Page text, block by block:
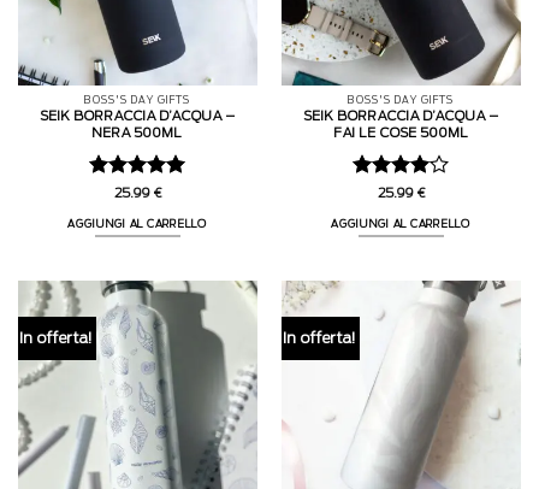
BOSS'S DAY GIFTS
SEIK BORRACCIA D’ACQUA –
NERA 500ML
Valutato5
25.99 €
AGGIUNGI AL CARRELLO
BOSS'S DAY GIFTS
SEIK BORRACCIA D’ACQUA –
FAI LE COSE 500ML
Valutato
25.99 €
AGGIUNGI AL CARRELLO
In offerta! In offerta!